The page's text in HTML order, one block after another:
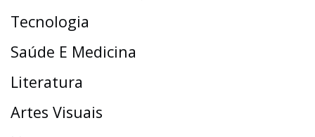
Tecnologia
Saúde E Medicina
Literatura
Artes Visuais